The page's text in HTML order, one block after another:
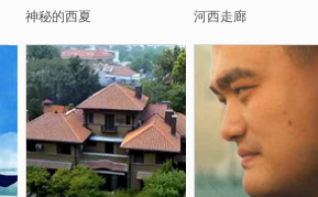
神秘的西夏 河西走廊